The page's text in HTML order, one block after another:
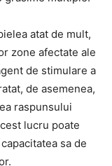
atat de mult,
zone afectate ale
de stimulare a
de asemenea,
raspunsului
lucru poate
sa de